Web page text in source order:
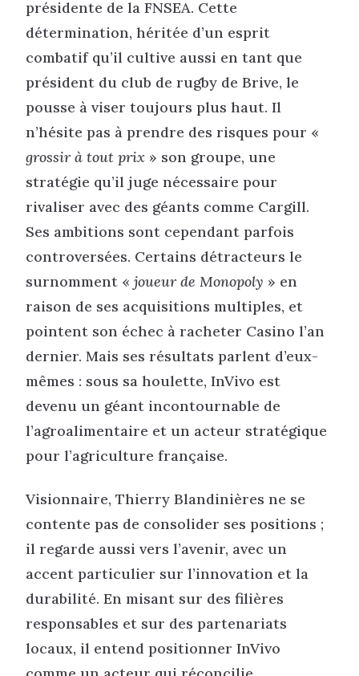
présidente de la FNSEA. Cette
détermination, héritée d’un esprit
combatif qu’il cultive aussi en tant que
président du club de rugby de Brive, le
pousse à viser toujours plus haut. Il
n’hésite pas à prendre des risques pour «
grossir à tout prix » son groupe, une
stratégie qu’il juge nécessaire pour
rivaliser avec des géants comme Cargill.
Ses ambitions sont cependant parfois
controversées. Certains détracteurs le
surnomment « joueur de Monopoly » en
raison de ses acquisitions multiples, et
pointent son échec à racheter Casino l’an
dernier. Mais ses résultats parlent d’eux-
mêmes : sous sa houlette, InVivo est
devenu un géant incontournable de
l’agroalimentaire et un acteur stratégique
pour l’agriculture française.
Visionnaire, Thierry Blandinières ne se
contente pas de consolider ses positions ;
il regarde aussi vers l’avenir, avec un
accent particulier sur l’innovation et la
durabilité. En misant sur des filières
responsables et sur des partenariats
locaux, il entend positionner InVivo